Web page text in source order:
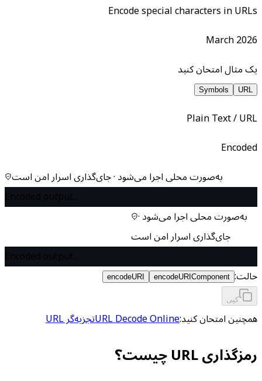
Encode special characters in URLs
March 2026
یک مثال امتحان کنید
URL
Symbols
Plain Text / URL
Encoded
به‌صورت محلی اجرا می‌شود · جای‌گذاری اسرار امن است
به‌صورت محلی اجرا می‌شود ·
جای‌گذاری اسرار امن است
حالت: encodeURIComponent
encodeURI
کپی
همچنین امتحان کنید:URL Decode Onlineتجزیه‌گر URL
رمزگذاری URL چیست؟